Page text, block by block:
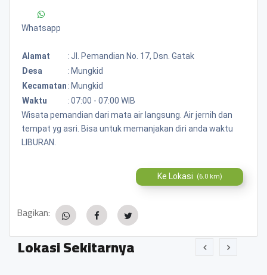
Whatsapp
Alamat : Jl. Pemandian No. 17, Dsn. Gatak
Desa
: Mungkid
Kecamatan : Mungkid
Waktu
:07:00 - 07:00 WIB
Wisata pemandian dari mata air langsung. Air jernih dan
tempat yg asri. Bisa untuk memanjakan diri anda waktu
LIBURAN.
Ke Lokasi (6.0 km)
Bagikan:
Lokasi Sekitarnya